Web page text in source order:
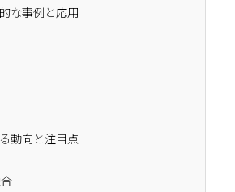
な事例と応用
動向と注目点